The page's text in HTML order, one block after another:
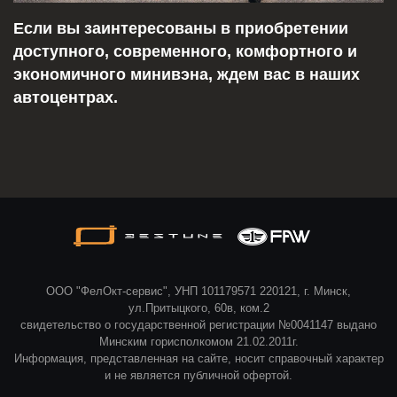
Если вы заинтересованы в приобретении
доступного, современного, комфортного и
экономичного минивэна, ждем вас в наших
автоцентрах.
ООО "ФелОкт-сервис", УНП 101179571 220121, г. Минск,
ул.Притыцкого, 60в, ком.2
свидетельство о государственной регистрации №0041147 выдано
Минским горисполкомом 21.02.2011г.
Информация, представленная на сайте, носит справочный характер
и не является публичной офертой.